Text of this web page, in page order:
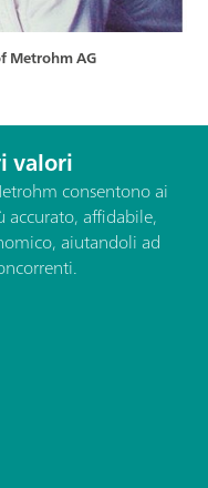
Metrohm AG
valori
consentono ai
affidabile,
aiutandoli ad